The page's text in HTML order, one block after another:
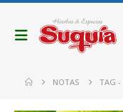
NOTAS TAG -